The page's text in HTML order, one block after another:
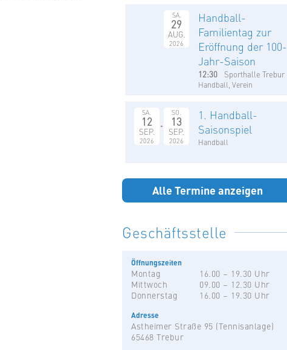
SA.
29
AUG.
2026
Handball-
Familientag zur
Eröffnung der 100-
Jahr-Saison
12:30 Sporthalle Trebur
Handball, Verein
SA.
12
SEP.
2026
SO.
13
SEP.
2026
1. Handball-
Saisonspiel
Handball
Alle Termine anzeigen
Geschäftsstelle
Öffnungszeiten
Montag
16.00 – 19.30 Uhr
Mittwoch
09.00 – 12.30 Uhr
Donnerstag
16.00 – 19.30 Uhr
Adresse
Astheimer Straße 95 (Tennisanlage)
65468 Trebur